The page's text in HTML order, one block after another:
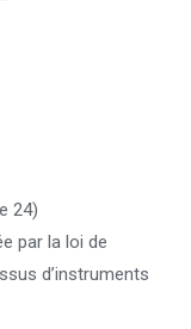
24)
par la loi de
d’instruments